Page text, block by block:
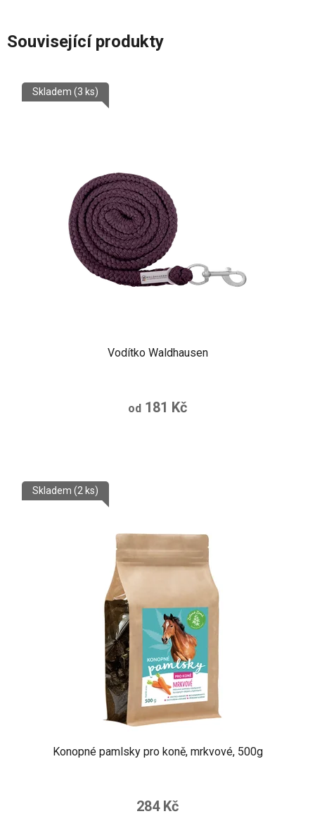
Související produkty
Vodítko Waldhausen
Skladem (3 ks)
od 181 Kč
Konopné pamlsky pro koně, mrkvové, 500g
Skladem (2 ks)
284 Kč